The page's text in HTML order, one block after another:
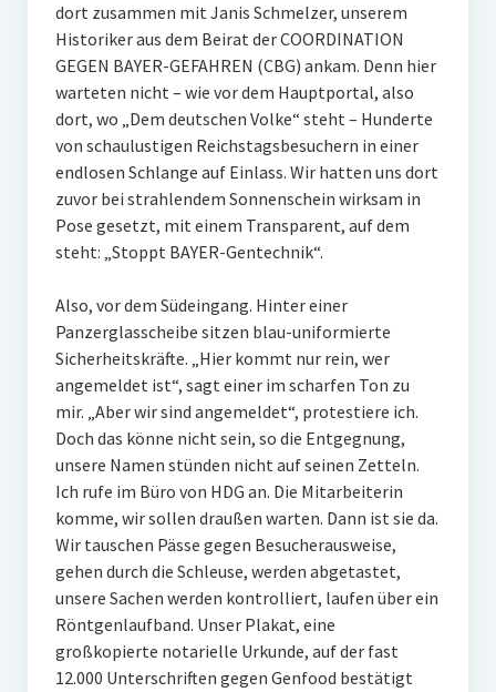
dort zusammen mit Janis Schmelzer, unserem
Historiker aus dem Beirat der COORDINATION
GEGEN BAYER-GEFAHREN (CBG) ankam. Denn hier
warteten nicht – wie vor dem Hauptportal, also
dort, wo „Dem deutschen Volke“ steht – Hunderte
von schaulustigen Reichstagsbesuchern in einer
endlosen Schlange auf Einlass. Wir hatten uns dort
zuvor bei strahlendem Sonnenschein wirksam in
Pose gesetzt, mit einem Transparent, auf dem
steht: „Stoppt BAYER-Gentechnik“.
Also, vor dem Südeingang. Hinter einer
Panzerglasscheibe sitzen blau-uniformierte
Sicherheitskräfte. „Hier kommt nur rein, wer
angemeldet ist“, sagt einer im scharfen Ton zu
mir. „Aber wir sind angemeldet“, protestiere ich.
Doch das könne nicht sein, so die Entgegnung,
unsere Namen stünden nicht auf seinen Zetteln.
Ich rufe im Büro von HDG an. Die Mitarbeiterin
komme, wir sollen draußen warten. Dann ist sie da.
Wir tauschen Pässe gegen Besucherausweise,
gehen durch die Schleuse, werden abgetastet,
unsere Sachen werden kontrolliert, laufen über ein
Röntgenlaufband. Unser Plakat, eine
großkopierte notarielle Urkunde, auf der fast
12.000 Unterschriften gegen Genfood bestätigt